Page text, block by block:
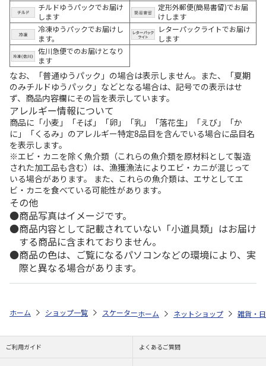
チルドゆうパックでお届け
します
定形外郵便(簡易書留)でお届
けします
冷凍ゆうパックでお届けし
ます。
レターパックライトでお届け
します
佐川急便でのお届けとなり
ます
なお、「普通ゆうパック」の場合は表示しません。また、「夏期
のみチルドゆうパック」などとなる場合は、記号での表示はせ
ず、商品内容欄にその旨を表示しています。
アレルギー情報について
商品に「小麦」「そば」「卵」「乳」「落花生」「えび」「か
に」「くるみ」のアレルギー特定8品目を含んでいる場合に品目名
を表示します。
※エビ・カニを除く魚介類（これらの魚介類を原材料として製造
された加工品も含む）は、漁獲漁法によりエビ・カニが混じって
いる場合があります。 また、これらの魚介類は、エサとしてエ
ビ・カニを食べている可能性があります。
その他
商品写真はイメージです。
商品内容として記載されていない「小道具類」はお届け
する商品に含まれておりません。
商品の色は、ご覧になるパソコンなどの環境により、実
際と異なる場合があります。
ホーム ショップ一覧 スケーター スクリューハンドル付マグボトル
ホーム ネットショップ 雑貨・
ご利用ガイド よくあるご質問